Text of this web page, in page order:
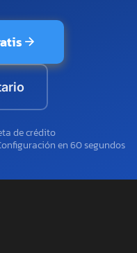
de crédito
en 60 segundos